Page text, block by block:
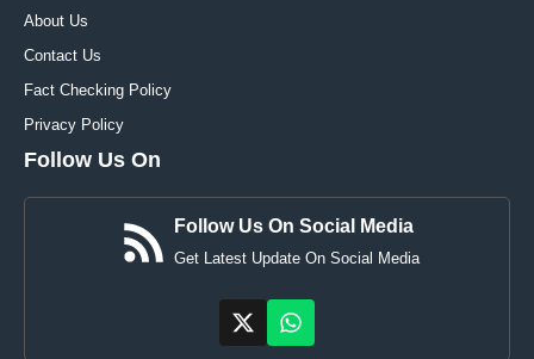
About Us
Contact Us
Fact Checking Policy
Privacy Policy
Follow Us On
Follow Us On Social Media
Get Latest Update On Social Media